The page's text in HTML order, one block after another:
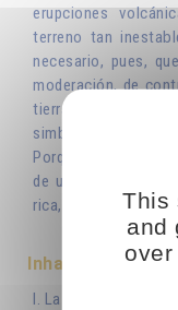
erupciones
terreno tan
necesario, pues,
moderación, de
tierra en la que
simbólicamente
Porque el paso de
de una vida
rica, plena,
I. La juventud, una
This
and